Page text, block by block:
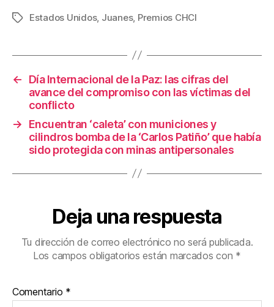
c
b
o
o
k
tt
ail er
st
m
ar
tir
Etiquetas
Estados Unidos, Juanes, Premios CHCI
←
Día Internacional de la Paz: las cifras del
avance del compromiso con las víctimas del
conflicto
→
Encuentran ‘caleta’ con municiones y
cilindros bomba de la ‘Carlos Patiño’ que había
sido protegida con minas antipersonales
Deja una respuesta
Tu dirección de correo electrónico no será publicada.
Los campos obligatorios están marcados con *
Comentario *